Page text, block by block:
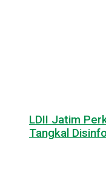
LDII Jatim
Tangkal